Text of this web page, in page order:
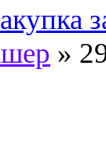
»